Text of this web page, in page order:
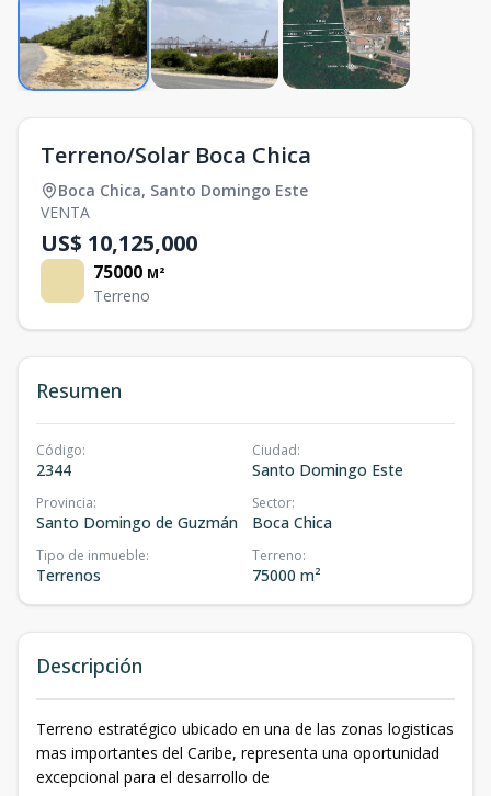
Terreno/Solar Boca Chica
Boca Chica, Santo Domingo Este
VENTA
US$ 10,125,000
75000 M²
Terreno
Resumen
Código:
2344
Ciudad:
Santo Domingo Este
Provincia:
Santo Domingo de Guzmán
Sector:
Boca Chica
Tipo de inmueble:
Terrenos
Terreno:
75000 m²
Descripción
Terreno estratégico ubicado en una de las zonas logisticas
mas importantes del Caribe, representa una oportunidad
excepcional para el desarrollo de